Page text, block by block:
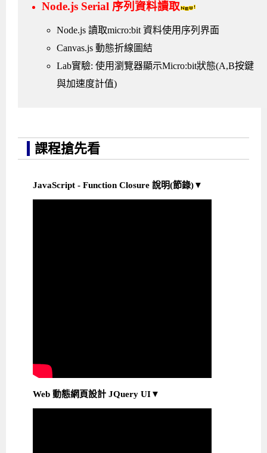
Node.js Serial 序列資料讀取
Node.js 讀取micro:bit 資料使用序列界面
Canvas.js 動態折線圖結
Lab實驗: 使用瀏覽器顯示Micro:bit狀態(A,B按鍵
與加速度計值)
課程搶先看
JavaScript - Function Closure 說明(節錄)▼
Web 動態網頁設計 JQuery UI▼